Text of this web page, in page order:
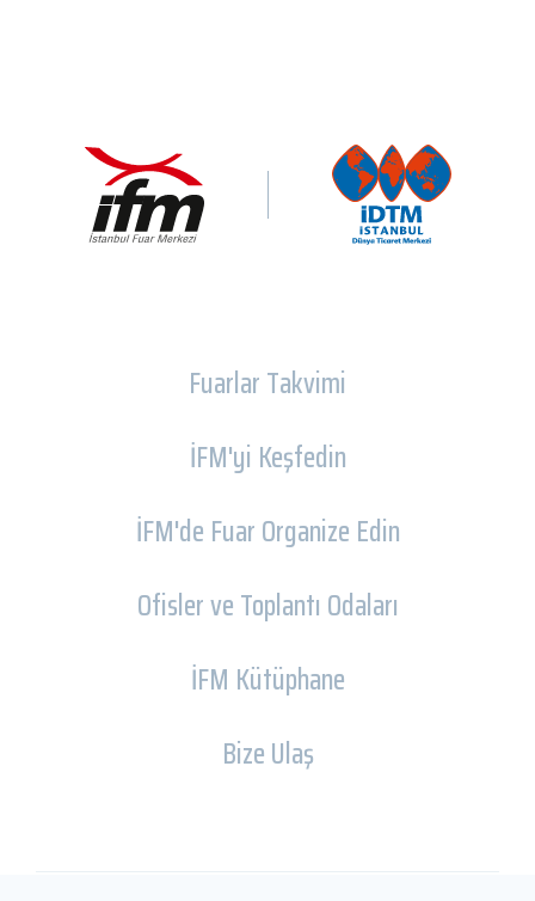
Fuarlar Takvimi
İFM'yi Keşfedin
İFM'de Fuar Organize Edin
Ofisler ve Toplantı Odaları
İFM Kütüphane
Bize Ulaş